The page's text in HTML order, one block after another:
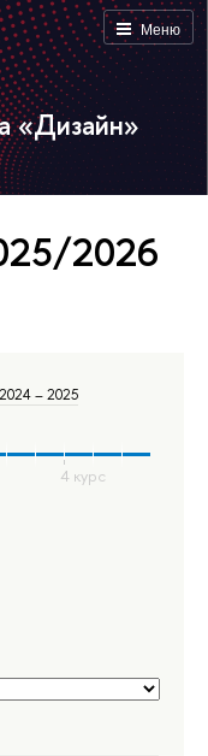
Меню
«Дизайн»
2026
2024 – 2025